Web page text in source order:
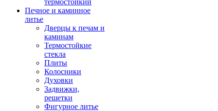
термостойкий
Печное и каминное
литье
Дверцы к печам и
каминам
Термостойкие
стекла
Плиты
Колосники
Духовки
Задвижки,
решетки
Фигурное литье